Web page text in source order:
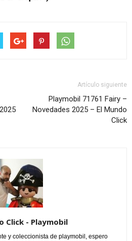
Artículo siguiente
Playmobil 71761 Fairy –
Novedades 2025 – El Mundo
Click
Click - Playmobil
y coleccionista de playmobil, espero